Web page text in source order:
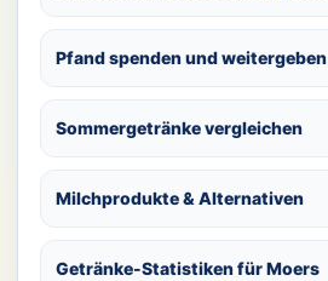
Pfand spenden und weitergeben
Sommergetränke vergleichen
Milchprodukte & Alternativen
Getränke-Statistiken für Moers